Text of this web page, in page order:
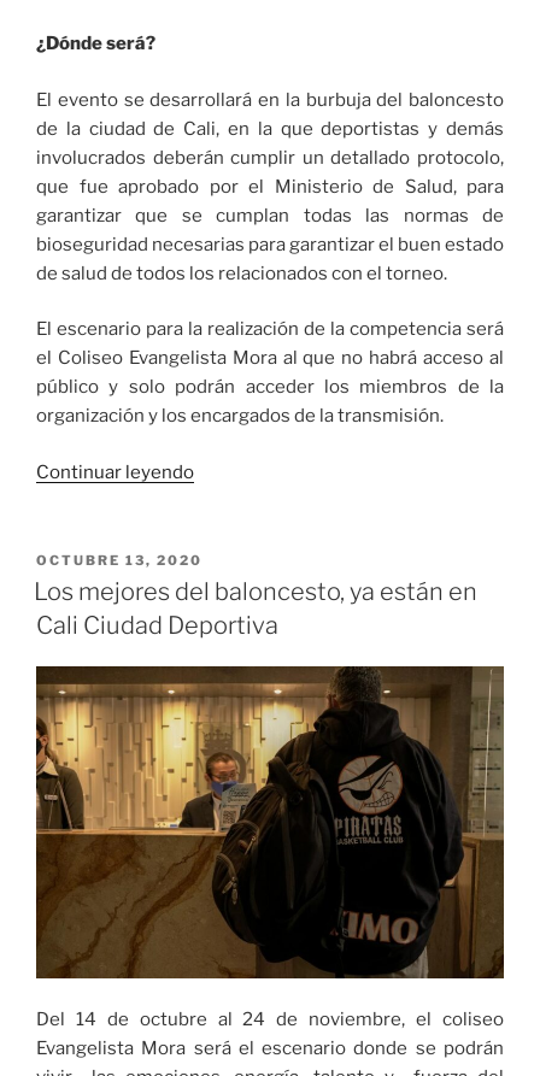
¿Dónde será?
El evento se desarrollará en la burbuja del baloncesto
de la ciudad de Cali, en la que deportistas y demás
involucrados deberán cumplir un detallado protocolo,
que fue aprobado por el Ministerio de Salud, para
garantizar que se cumplan todas las normas de
bioseguridad necesarias para garantizar el buen estado
de salud de todos los relacionados con el torneo.
El escenario para la realización de la competencia será
el Coliseo Evangelista Mora al que no habrá acceso al
público y solo podrán acceder los miembros de la
organización y los encargados de la transmisión.
Continuar leyendo«Todo
tiene
que
saber
de
la
Liga
de
Baloncesto
Profesional
2020»
PUBLICADO
EL
OCTUBRE 13, 2020
Los mejores del baloncesto, ya están en
Cali Ciudad Deportiva
Del 14 de octubre al 24 de noviembre, el coliseo
Evangelista Mora será el escenario donde se podrán